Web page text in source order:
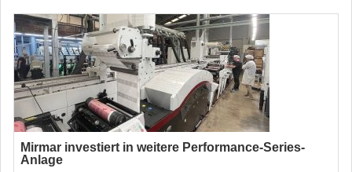
Mirmar investiert in weitere Performance-Series-
Anlage